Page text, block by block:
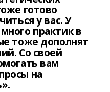
готово
у вас. У
практик в
тоже дополнят
Со своей
вам
на